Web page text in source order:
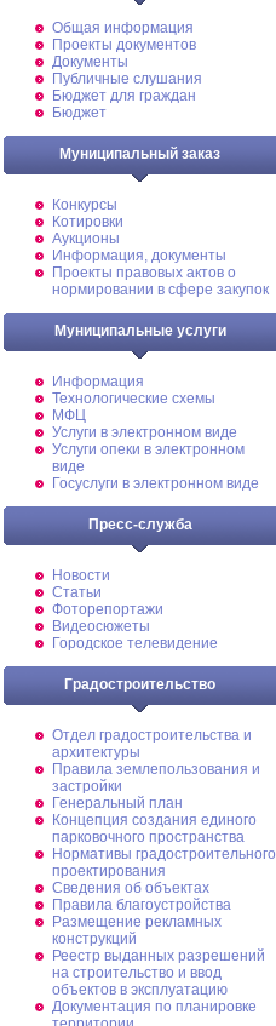
Общая информация
Проекты документов
Документы
Публичные слушания
Бюджет для граждан
Бюджет
Муниципальный заказ
Конкурсы
Котировки
Аукционы
Информация, документы
Проекты правовых актов о
нормировании в сфере закупок
Муниципальные услуги
Информация
Технологические схемы
МФЦ
Услуги в электронном виде
Услуги опеки в электронном
виде
Госуслуги в электронном виде
Пресс-служба
Новости
Статьи
Фоторепортажи
Видеосюжеты
Городское телевидение
Градостроительство
Отдел градостроительства и
архитектуры
Правила землепользования и
застройки
Генеральный план
Концепция создания единого
парковочного пространства
Нормативы градостроительного
проектирования
Сведения об объектах
Правила благоустройства
Размещение рекламных
конструкций
Реестр выданных разрешений
на строительство и ввод
объектов в эксплуатацию
Документация по планировке